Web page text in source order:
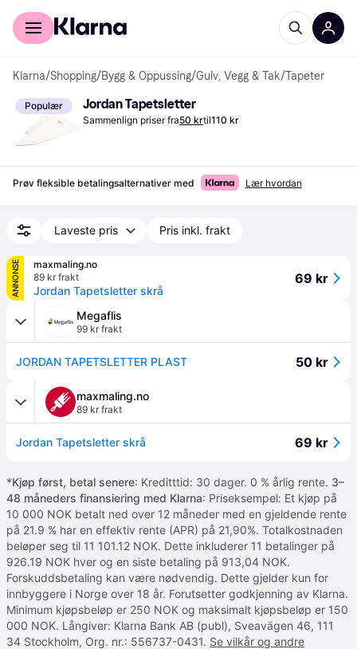
For kunder
Klarna/Shopping/Bygg & Oppussing/Gulv, Vegg & Tak/Tapeter
Populær Jordan Tapetsletter
Sammenlign priser fra50 krtil110 kr
Prøv fleksible betalingsalternativer med Lær hvordan
Laveste pris Pris inkl. frakt
ANNONSE
maxmaling.no
89 kr frakt
Jordan Tapetsletter skrå
69 kr
Megaflis
99 kr frakt
JORDAN TAPETSLETTER PLAST 50 kr
maxmaling.no
89 kr frakt
Jordan Tapetsletter skrå 69 kr
*Kjøp først, betal senere: Kreditttid: 30 dager. 0 % årlig rente. 3–
48 måneders finansiering med Klarna: Priseksempel: Et kjøp på
10 000 NOK betalt ned over 12 måneder med en gjeldende rente
på 21.9 % har en effektiv rente (APR) på 21,90%. Totalkostnaden
beløper seg til 11 101.12 NOK. Dette inkluderer 11 betalinger på
926.19 NOK hver og en siste betaling på 913,04 NOK.
Forskuddsbetaling kan være nødvendig. Dette gjelder kun for
innbyggere i Norge over 18 år. Forutsetter godkjenning av Klarna.
Minimum kjøpsbeløp er 250 NOK og maksimalt kjøpsbeløp er 150
000 NOK. Långiver: Klarna Bank AB (publ), Sveavägen 46, 111
34 Stockholm, Org. nr.: 556737-0431. Se vilkår og andre